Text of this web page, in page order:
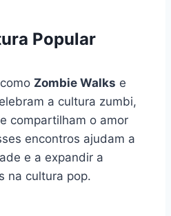
Popular
Zombie Walks e
a cultura zumbi,
compartilham o amor
encontros ajudam a
e a expandir a
na cultura pop.